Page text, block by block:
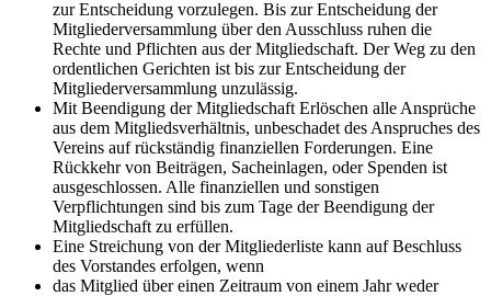
zur Entscheidung vorzulegen. Bis zur Entscheidung der
Mitgliederversammlung über den Ausschluss ruhen die
Rechte und Pflichten aus der Mitgliedschaft. Der Weg zu den
ordentlichen Gerichten ist bis zur Entscheidung der
Mitgliederversammlung unzulässig.
Mit Beendigung der Mitgliedschaft Erlöschen alle Ansprüche
aus dem Mitgliedsverhältnis, unbeschadet des Anspruches des
Vereins auf rückständig finanziellen Forderungen. Eine
Rückkehr von Beiträgen, Sacheinlagen, oder Spenden ist
ausgeschlossen. Alle finanziellen und sonstigen
Verpflichtungen sind bis zum Tage der Beendigung der
Mitgliedschaft zu erfüllen.
Eine Streichung von der Mitgliederliste kann auf Beschluss
des Vorstandes erfolgen, wenn
das Mitglied über einen Zeitraum von einem Jahr weder